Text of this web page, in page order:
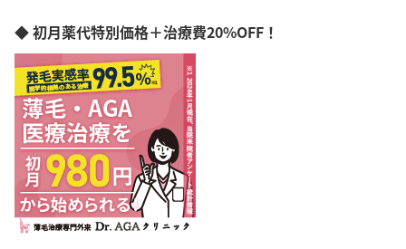
埼玉県
千葉県
東京都
神奈川県
新潟県
富山県
石川県
福井県
山梨県
長野県
岐阜県
アートメイク
◆ 初月薬代特別価格＋治療費20%OFF！